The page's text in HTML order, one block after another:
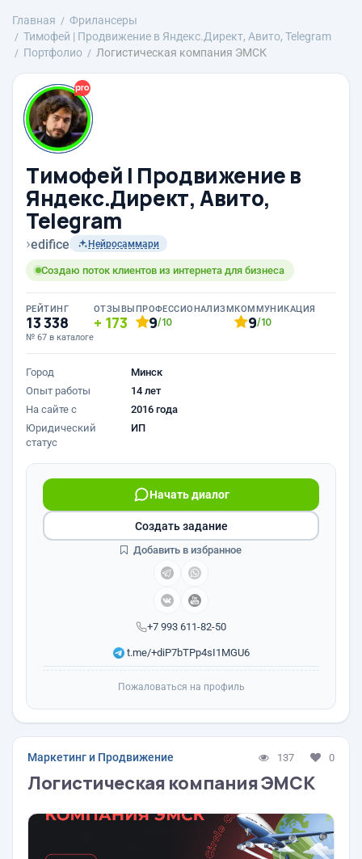
Главная
Фрилансеры
Тимофей | Продвижение в Яндекс.Директ, Авито, Telegram
Портфолио
Логистическая компания ЭМСК
Тимофей | Продвижение в
Яндекс.Директ, Авито,
Telegram
›edifice Нейросаммари
Создаю поток клиентов из интернета для бизнеса
РЕЙТИНГ
13 338
№ 67 в каталоге
ОТЗЫВЫ
173
ПРОФЕССИОНАЛИЗМ
9/10
КОММУНИКАЦИЯ
9/10
Город
Минск
Опыт работы
14 лет
На сайте с
2016 года
Юридический
статус
ИП
+7 993 611-82-50
Начать диалог
t.me/+diP7bTPp4sI1MGU6
Создать задание
Добавить в избранное
Пожаловаться на профиль
Маркетинг и Продвижение 137 0
Логистическая компания ЭМСК